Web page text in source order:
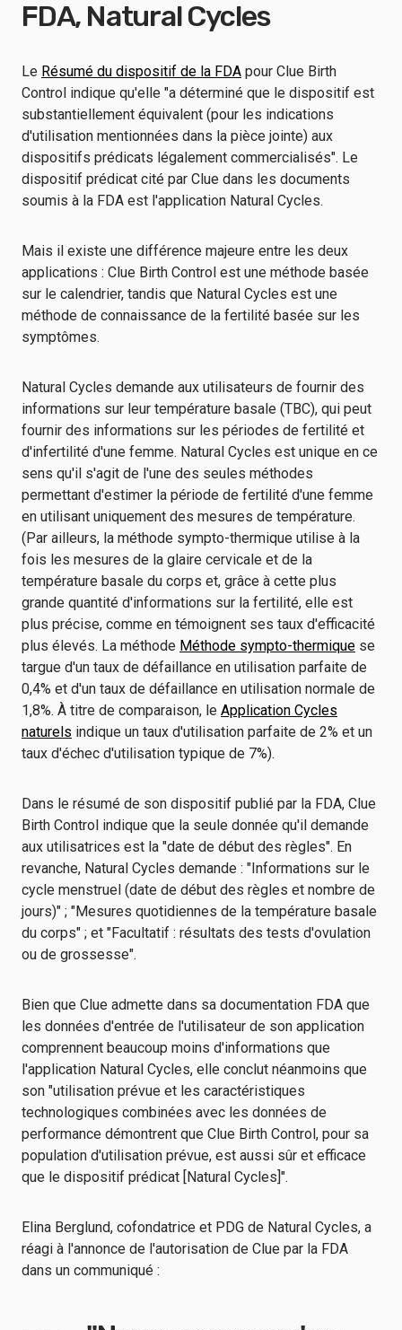
FDA, Natural Cycles
Le Résumé du dispositif de la FDA pour Clue Birth
Control indique qu'elle "a déterminé que le dispositif est
substantiellement équivalent (pour les indications
d'utilisation mentionnées dans la pièce jointe) aux
dispositifs prédicats légalement commercialisés". Le
dispositif prédicat cité par Clue dans les documents
soumis à la FDA est l'application Natural Cycles.
Mais il existe une différence majeure entre les deux
applications : Clue Birth Control est une méthode basée
sur le calendrier, tandis que Natural Cycles est une
méthode de connaissance de la fertilité basée sur les
symptômes.
Natural Cycles demande aux utilisateurs de fournir des
informations sur leur température basale (TBC), qui peut
fournir des informations sur les périodes de fertilité et
d'infertilité d'une femme. Natural Cycles est unique en ce
sens qu'il s'agit de l'une des seules méthodes
permettant d'estimer la période de fertilité d'une femme
en utilisant uniquement des mesures de température.
(Par ailleurs, la méthode sympto-thermique utilise à la
fois les mesures de la glaire cervicale et de la
température basale du corps et, grâce à cette plus
grande quantité d'informations sur la fertilité, elle est
plus précise, comme en témoignent ses taux d'efficacité
plus élevés. La méthode Méthode sympto-thermique se
targue d'un taux de défaillance en utilisation parfaite de
0,4% et d'un taux de défaillance en utilisation normale de
1,8%. À titre de comparaison, le Application Cycles
naturels indique un taux d'utilisation parfaite de 2% et un
taux d'échec d'utilisation typique de 7%).
Dans le résumé de son dispositif publié par la FDA, Clue
Birth Control indique que la seule donnée qu'il demande
aux utilisatrices est la "date de début des règles". En
revanche, Natural Cycles demande : "Informations sur le
cycle menstruel (date de début des règles et nombre de
jours)" ; "Mesures quotidiennes de la température basale
du corps" ; et "Facultatif : résultats des tests d'ovulation
ou de grossesse".
Bien que Clue admette dans sa documentation FDA que
les données d'entrée de l'utilisateur de son application
comprennent beaucoup moins d'informations que
l'application Natural Cycles, elle conclut néanmoins que
son "utilisation prévue et les caractéristiques
technologiques combinées avec les données de
performance démontrent que Clue Birth Control, pour sa
population d'utilisation prévue, est aussi sûr et efficace
que le dispositif prédicat [Natural Cycles]".
Elina Berglund, cofondatrice et PDG de Natural Cycles, a
réagi à l'annonce de l'autorisation de Clue par la FDA
dans un communiqué :